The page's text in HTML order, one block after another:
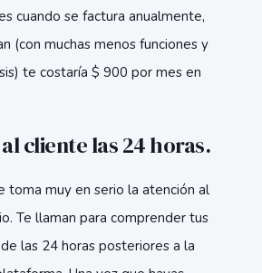
cuando se factura anualmente,
(con muchas menos funciones y
te costaría $ 900 por mes en
cliente las 24 horas.
toma muy en serio la atención al
Te llaman para comprender tus
las 24 horas posteriores a la